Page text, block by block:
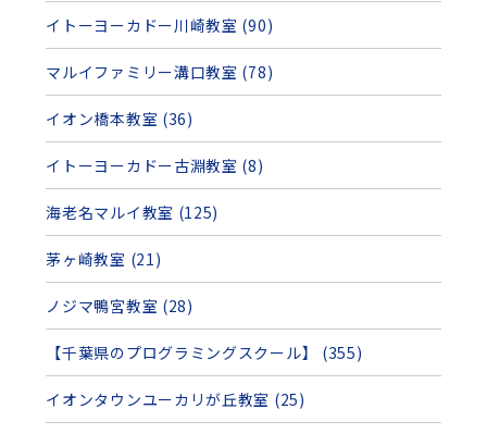
イトーヨーカドー川崎教室 (90)
マルイファミリー溝口教室 (78)
イオン橋本教室 (36)
イトーヨーカドー古淵教室 (8)
海老名マルイ教室 (125)
茅ヶ崎教室 (21)
ノジマ鴨宮教室 (28)
【千葉県のプログラミングスクール】 (355)
イオンタウンユーカリが丘教室 (25)